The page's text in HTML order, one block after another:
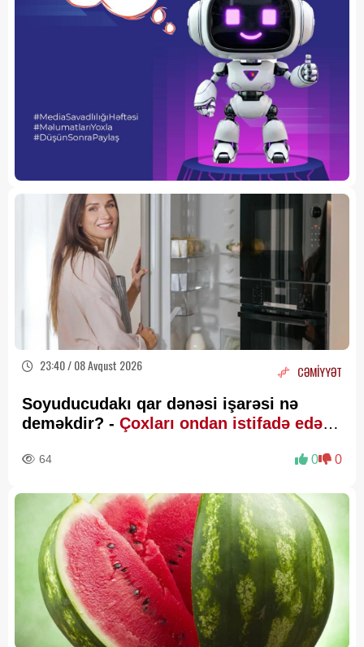
23:40 / 08 Avqust 2026 CƏMİYYƏT
Soyuducudakı qar dənəsi işarəsi nə
deməkdir? - Çoxları ondan istifadə edə
64 0 0